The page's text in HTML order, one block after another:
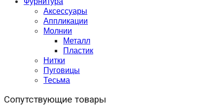
Аксессуары
Аппликации
Молнии
Металл
Пластик
Нитки
Пуговицы
Тесьма
Сопутствующие товары